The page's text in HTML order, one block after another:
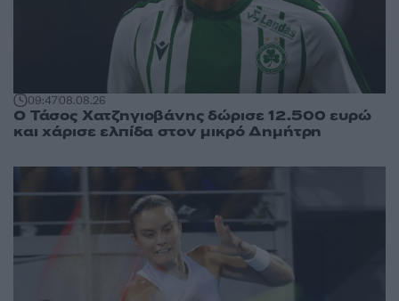
09:4708.08.26
Ο Τάσος Χατζηγιοβάνης δώρισε 12.500 ευρώ
και χάρισε ελπίδα στον μικρό Δημήτρη